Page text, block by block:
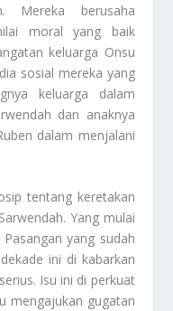
Mereka berusaha
moral yang baik
keluarga Onsu
sosial mereka yang
keluarga dalam
dan anaknya
dalam menjalani
tentang keretakan
Yang mulai
yang sudah
ini di kabarkan
Isu ini di perkuat
mengajukan gugatan